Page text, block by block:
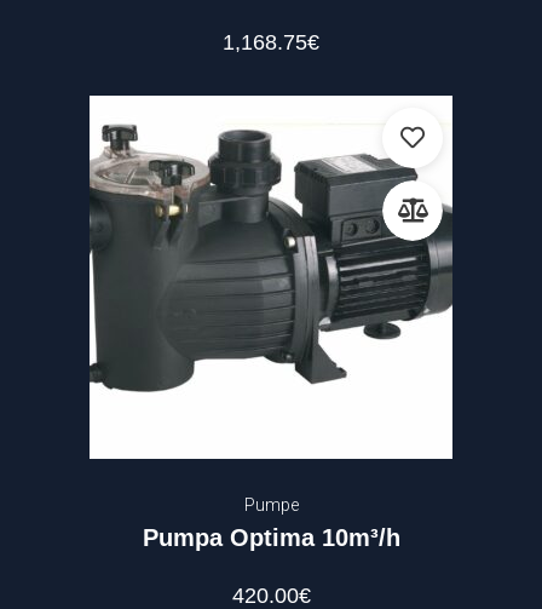
1,168.75€
Pumpe
Pumpa Optima 10m³/h
420.00€